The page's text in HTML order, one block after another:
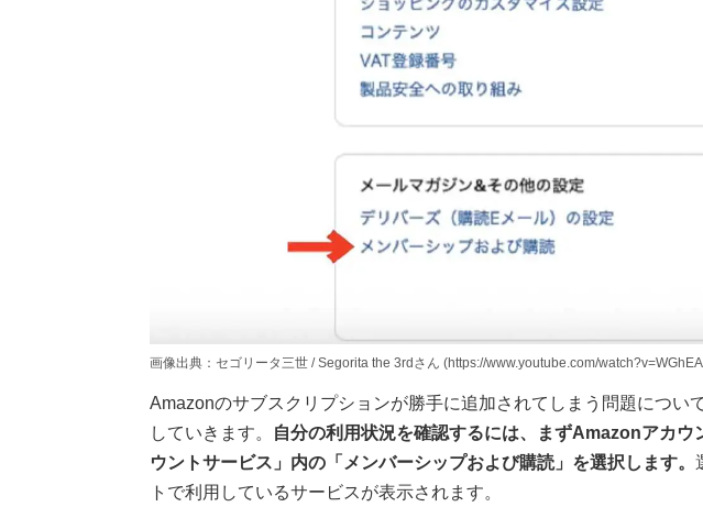
画像出典：セゴリータ三世 / Segorita the 3rdさん (https://www.youtube.com/
Amazonのサブスクリプションが勝手に追加されてしまう問題につい
していきます。
自分の利用状況を確認するには、まずAmazonアカウ
ウントサービス」内の「メンバーシップおよび購読」を選択します。
トで利用しているサービスが表示されます。